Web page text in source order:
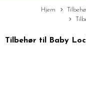
Hjem
Tilbehør til Baby